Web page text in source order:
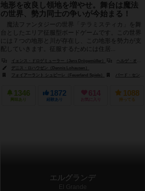
ブレインゲームズ（Brain Games）
地形を改良し領地を増やせ。舞台は魔法
の世界、勢力同士の争いが今始まる！
魔法ファンタジーの世界「テラミスティカ」を舞
台としたエリア征服型ボードゲームです。この世界
には７つの地形と川が存在し、この地形を勢力が支
配していきます。征服するためには住居...
イェンス・ドロゲミューラー（Jens Drögemüller）
ヘルゲ・オシュテルターグ（Helge Ostertag）
デニス・ロハウゼン（Dennis Lohausen）
フォイアーラント シュピーレ（Feuerland Spiele）
バード・セントラム・ギア（Bard Centrum Gier）
1346
興味あり
1872
経験あり
614
お気に入り
1088
持ってる
エルグランデ
El Grande